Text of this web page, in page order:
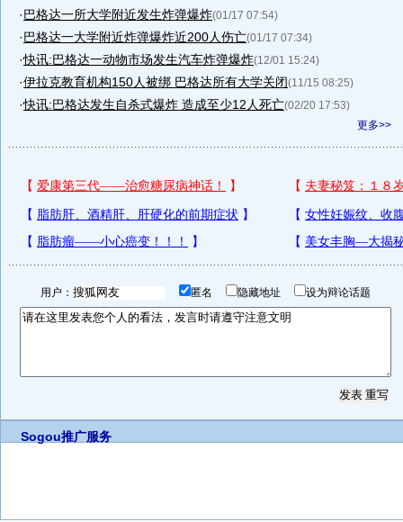
·巴格达一所大学附近发生炸弹爆炸(01/17 07:54)
·巴格达一大学附近炸弹爆炸近200人伤亡(01/17 07:34)
·快讯:巴格达一动物市场发生汽车炸弹爆炸(12/01 15:24)
·伊拉克教育机构150人被绑 巴格达所有大学关闭(11/15 08:25)
·快讯:巴格达发生自杀式爆炸 造成至少12人死亡(02/20 17:53)
更多>>
用户： 匿名 隐藏地址 设为辩论话题
Sogou推广服务